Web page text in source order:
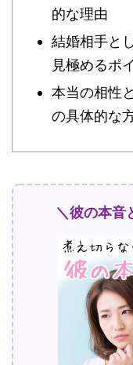
的な理由
結婚相手と
見極めるポ
本当の相性
の具体的な
＼彼の本音